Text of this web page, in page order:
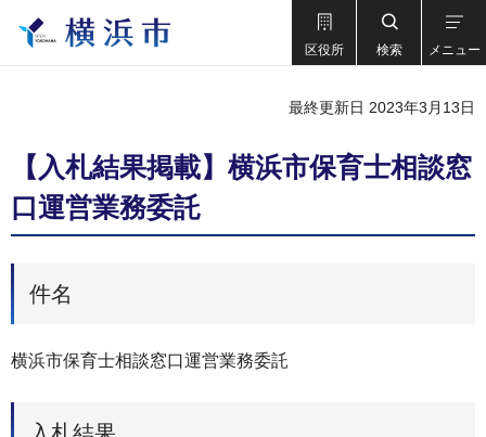
区役所 検索 メニュー
最終更新日 2023年3月13日
【入札結果掲載】横浜市保育士相談窓
口運営業務委託
件名
横浜市保育士相談窓口運営業務委託